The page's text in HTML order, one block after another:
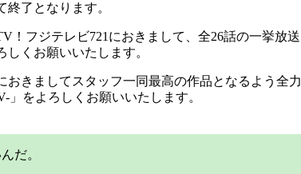
了となります。
！フジテレビ721におきまして、全26話の一挙放
くお願いいたします。
おきましてスタッフ一同最高の作品となるよう全
」をよろしくお願いいたします。
だ。